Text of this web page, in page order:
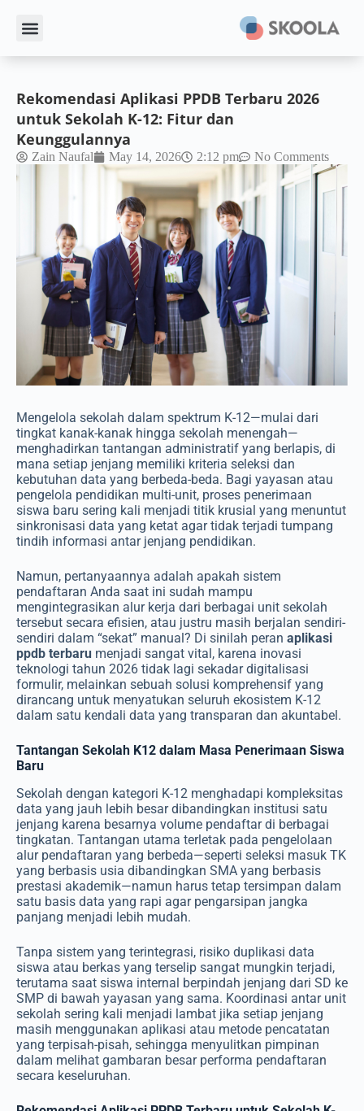
Rekomendasi Aplikasi PPDB Terbaru 2026
untuk Sekolah K-12: Fitur dan
Keunggulannya
Zain Naufal May 14, 2026 2:12 pm No Comments
Mengelola sekolah dalam spektrum K-12—mulai dari
tingkat kanak-kanak hingga sekolah menengah—
menghadirkan tantangan administratif yang berlapis, di
mana setiap jenjang memiliki kriteria seleksi dan
kebutuhan data yang berbeda-beda. Bagi yayasan atau
pengelola pendidikan multi-unit, proses penerimaan
siswa baru sering kali menjadi titik krusial yang menuntut
sinkronisasi data yang ketat agar tidak terjadi tumpang
tindih informasi antar jenjang pendidikan.
Namun, pertanyaannya adalah apakah sistem
pendaftaran Anda saat ini sudah mampu
mengintegrasikan alur kerja dari berbagai unit sekolah
tersebut secara efisien, atau justru masih berjalan sendiri-
sendiri dalam “sekat” manual? Di sinilah peran aplikasi
ppdb terbaru menjadi sangat vital, karena inovasi
teknologi tahun 2026 tidak lagi sekadar digitalisasi
formulir, melainkan sebuah solusi komprehensif yang
dirancang untuk menyatukan seluruh ekosistem K-12
dalam satu kendali data yang transparan dan akuntabel.
Tantangan Sekolah K12 dalam Masa Penerimaan Siswa
Baru
Sekolah dengan kategori K-12 menghadapi kompleksitas
data yang jauh lebih besar dibandingkan institusi satu
jenjang karena besarnya volume pendaftar di berbagai
tingkatan. Tantangan utama terletak pada pengelolaan
alur pendaftaran yang berbeda—seperti seleksi masuk TK
yang berbasis usia dibandingkan SMA yang berbasis
prestasi akademik—namun harus tetap tersimpan dalam
satu basis data yang rapi agar pengarsipan jangka
panjang menjadi lebih mudah.
Tanpa sistem yang terintegrasi, risiko duplikasi data
siswa atau berkas yang terselip sangat mungkin terjadi,
terutama saat siswa internal berpindah jenjang dari SD ke
SMP di bawah yayasan yang sama. Koordinasi antar unit
sekolah sering kali menjadi lambat jika setiap jenjang
masih menggunakan aplikasi atau metode pencatatan
yang terpisah-pisah, sehingga menyulitkan pimpinan
dalam melihat gambaran besar performa pendaftaran
secara keseluruhan.